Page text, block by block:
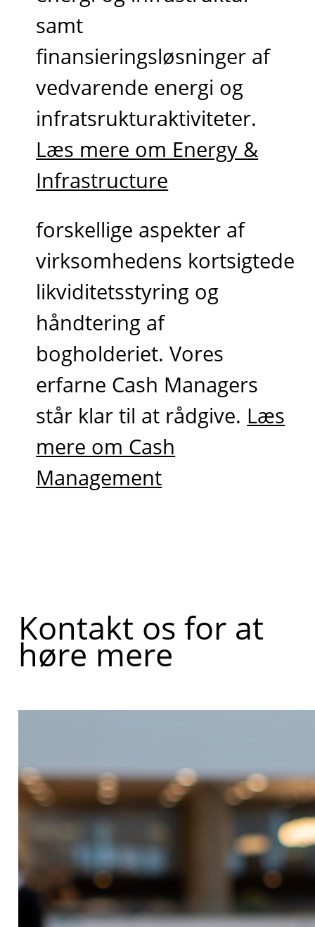
samt
finansieringsløsninger af
vedvarende energi og
infratsrukturaktiviteter.
Læs mere om Energy &
Infrastructure
forskellige aspekter af
virksomhedens kortsigtede
likviditetsstyring og
håndtering af
bogholderiet. Vores
erfarne Cash Managers
står klar til at rådgive. Læs
mere om Cash
Management
Kontakt os for at
høre mere